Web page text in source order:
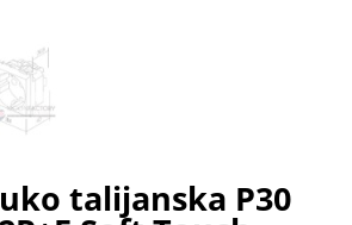
talijanska P30